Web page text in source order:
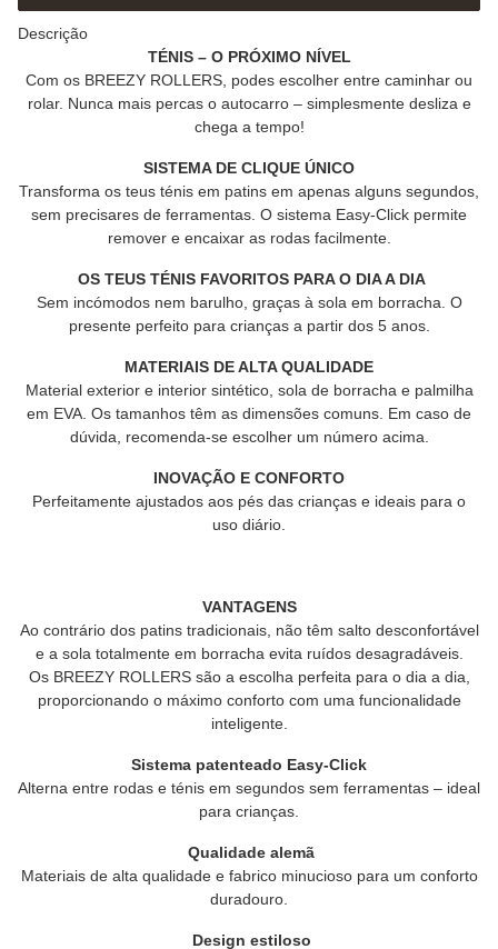
Descrição
TÉNIS – O PRÓXIMO NÍVEL
Com os BREEZY ROLLERS, podes escolher entre caminhar ou
rolar. Nunca mais percas o autocarro – simplesmente desliza e
chega a tempo!
SISTEMA DE CLIQUE ÚNICO
Transforma os teus ténis em patins em apenas alguns segundos,
sem precisares de ferramentas. O sistema Easy-Click permite
remover e encaixar as rodas facilmente.
OS TEUS TÉNIS FAVORITOS PARA O DIA A DIA
Sem incómodos nem barulho, graças à sola em borracha. O
presente perfeito para crianças a partir dos 5 anos.
MATERIAIS DE ALTA QUALIDADE
Material exterior e interior sintético, sola de borracha e palmilha
em EVA. Os tamanhos têm as dimensões comuns. Em caso de
dúvida, recomenda-se escolher um número acima.
INOVAÇÃO E CONFORTO
Perfeitamente ajustados aos pés das crianças e ideais para o
uso diário.
VANTAGENS
Ao contrário dos patins tradicionais, não têm salto desconfortável
e a sola totalmente em borracha evita ruídos desagradáveis.
Os BREEZY ROLLERS são a escolha perfeita para o dia a dia,
proporcionando o máximo conforto com uma funcionalidade
inteligente.
Sistema patenteado Easy-Click
Alterna entre rodas e ténis em segundos sem ferramentas – ideal
para crianças.
Qualidade alemã
Materiais de alta qualidade e fabrico minucioso para um conforto
duradouro.
Design estiloso